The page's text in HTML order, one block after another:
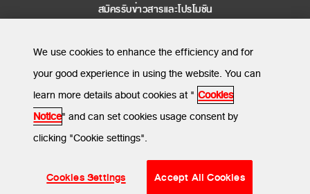
สมัครรับข่าวสารและโปรโมชัน
SEND
MENU
© SCG CBM 2024. All Rights Reserved.
ข้อกำหนดและเงื่อนไข
นโยบายการใช้คุกกี้
We use cookies to enhance the efficiency and for
your good experience in using the website. You can
learn more details about cookies at " Cookies
Notice" and can set cookies usage consent by
clicking "Cookie settings".
Cookies Settings Accept All Cookies